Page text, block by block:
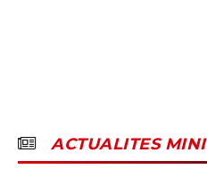
ACTUALITES MINI